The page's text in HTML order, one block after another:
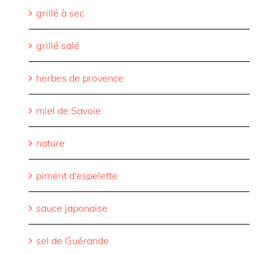
grillé à sec
grillé salé
herbes de provence
miel de Savoie
nature
piment d'espelette
sauce japonaise
sel de Guérande